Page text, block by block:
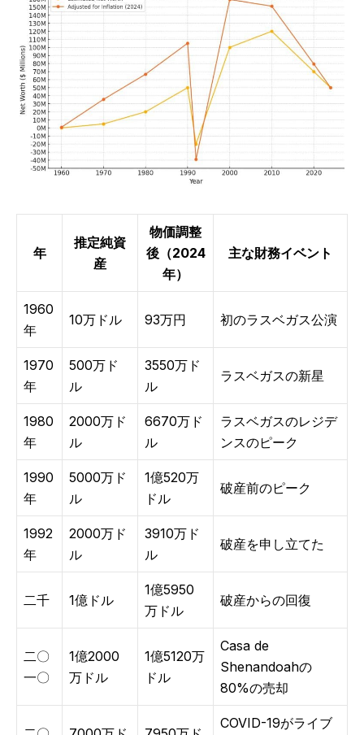
年
推定純資
産
物価調整
後（2024
年）
主な財務イベント
1960
年
10万ドル 93万円 初のラスベガス公演
1970
年
500万ド
ル
3550万ド
ル
ラスベガスの新星
1980
年
2000万ド
ル
6670万ド
ル
ラスベガスのレジデ
ンスのピーク
1990
年
5000万ド
ル
1億520万
ドル
破産前のピーク
1992
年
2000万ド
ル
3910万ド
ル
破産を申し立てた
二千 1億ドル
1億5950
万ドル
破産からの回復
二〇
一〇
1億2000
万ドル
1億5120万
ドル
Casa de
Shenandoahの
80%の売却
COVID-19がライブ